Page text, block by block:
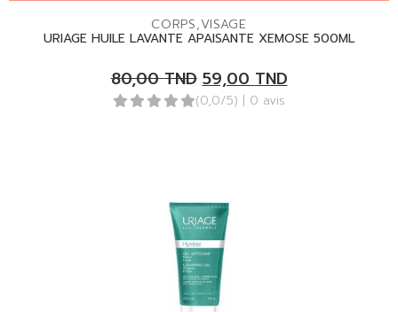
CORPS,VISAGE
URIAGE HUILE LAVANTE APAISANTE XEMOSE 500ML
80,00TND 59,00TND
(0,0/5) | 0 avis